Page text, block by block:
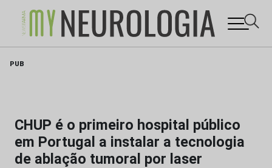
PUB
CHUP é o primeiro hospital público
em Portugal a instalar a tecnologia
de ablação tumoral por laser